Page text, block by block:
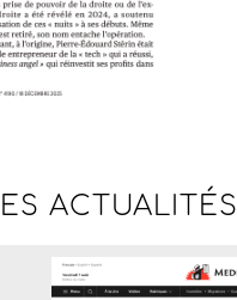
ACTUALITÉS